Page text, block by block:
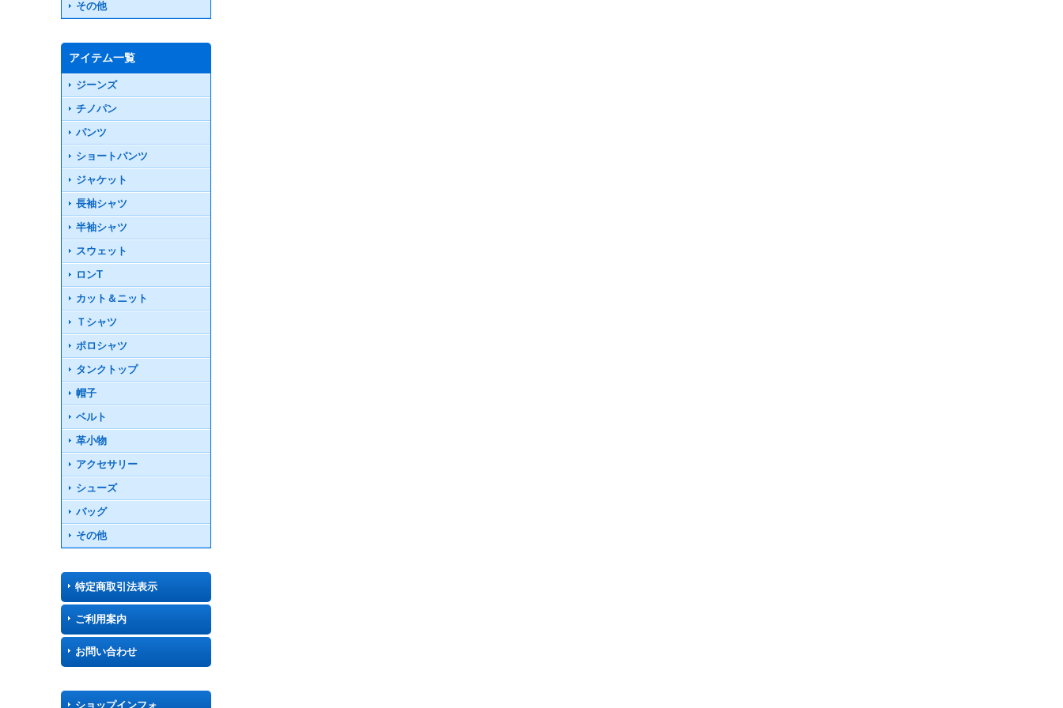
その他
アイテム一覧
ジーンズ
チノパン
パンツ
ショートパンツ
ジャケット
長袖シャツ
半袖シャツ
スウェット
ロンT
カット＆ニット
Ｔシャツ
ポロシャツ
タンクトップ
帽子
ベルト
革小物
アクセサリー
シューズ
バッグ
その他
特定商取引法表示
ご利用案内
お問い合わせ
ショップインフォ